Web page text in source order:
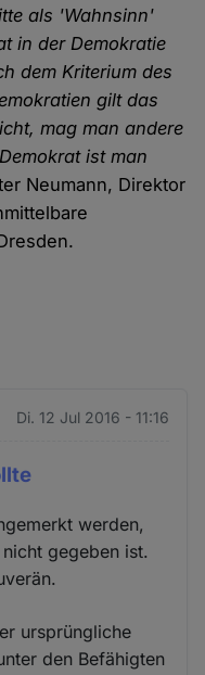
als 'Wahnsinn'
in der Demokratie
dem Kriterium des
gilt das
mag man andere
ist man
Neumann, Direktor
Di. 12 Jul 2016 - 11:16
werden,
gegeben ist.
ursprüngliche
den Befähigten